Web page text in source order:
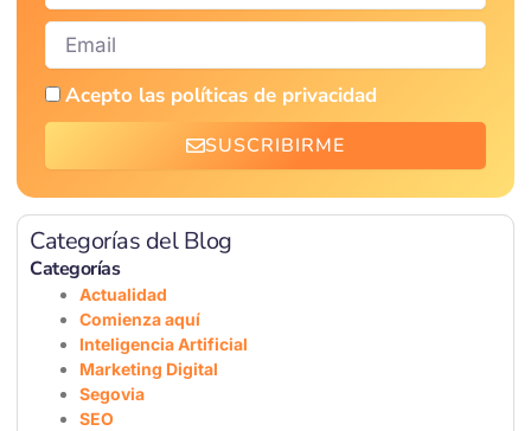
Acepto las políticas de privacidad
SUSCRIBIRME
Categorías del Blog
Categorías
Actualidad
Comienza aquí
Inteligencia Artificial
Marketing Digital
Segovia
SEO